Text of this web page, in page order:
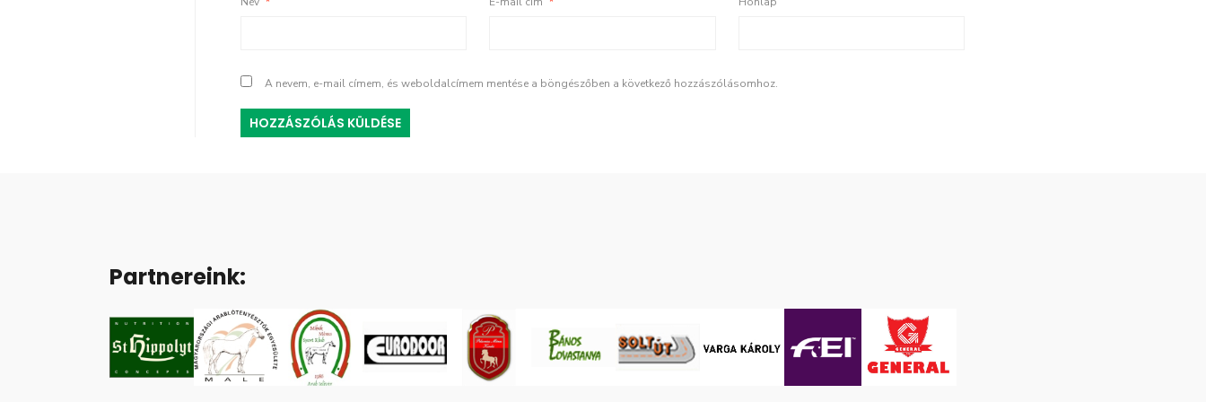
A nevem, e-mail címem, és weboldalcímem mentése a böngészőben a következő hozzászólásomhoz.
Partnereink: